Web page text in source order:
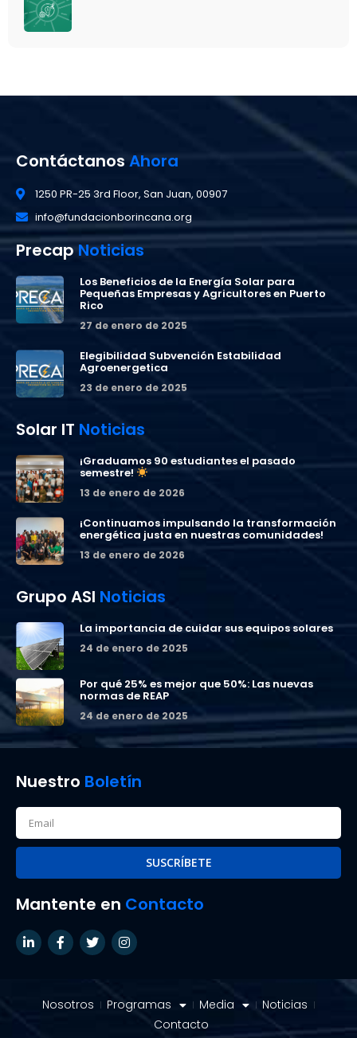
Contáctanos Ahora
1250 PR-25 3rd Floor, San Juan, 00907
info@fundacionborincana.org
Precap Noticias
Los Beneficios de la Energía Solar para
Pequeñas Empresas y Agricultores en Puerto
Rico
27 de enero de 2025
Elegibilidad Subvención Estabilidad
Agroenergetica
23 de enero de 2025
Solar IT Noticias
¡Graduamos 90 estudiantes el pasado
semestre!
13 de enero de 2026
¡Continuamos impulsando la transformación
energética justa en nuestras comunidades!
13 de enero de 2026
Grupo ASI Noticias
La importancia de cuidar sus equipos solares
24 de enero de 2025
Por qué 25% es mejor que 50%: Las nuevas
normas de REAP
24 de enero de 2025
Nuestro Boletín
SUSCRÍBETE
Mantente en Contacto
Nosotros Programas Media
Noticias
Contacto